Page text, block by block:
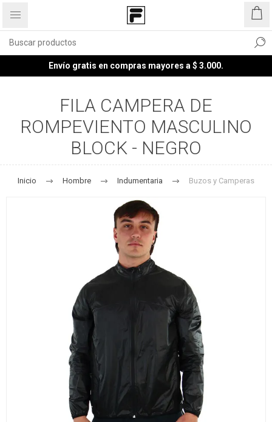
Envío gratis en compras mayores a $ 3.000.
FILA CAMPERA DE
ROMPEVIENTO MASCULINO
BLOCK - NEGRO
Inicio Hombre Indumentaria Buzos y Camperas